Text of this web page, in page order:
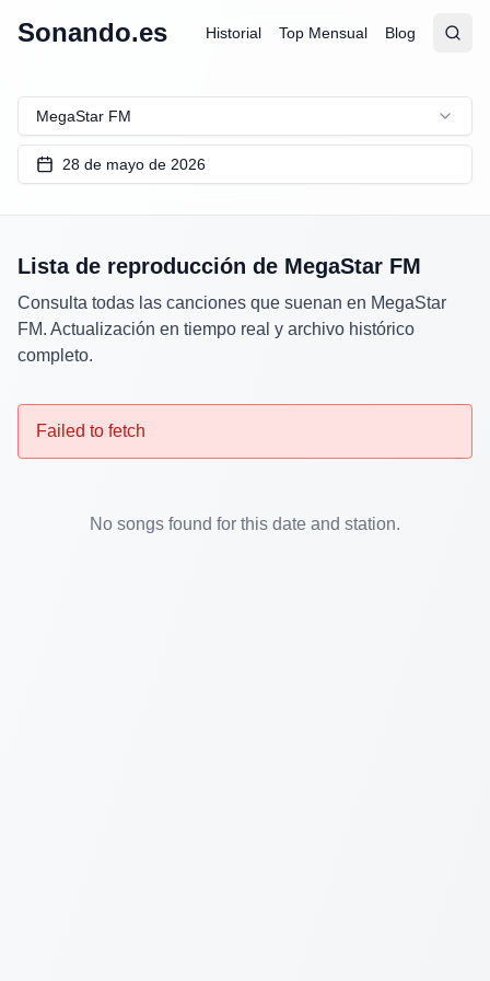
Sonando.es Historial Top Mensual Blog
Abrir
MegaStar FM
28 de mayo de 2026
Lista de reproducción de MegaStar FM
Consulta todas las canciones que suenan en MegaStar
FM. Actualización en tiempo real y archivo histórico
completo.
Failed to fetch
No songs found for this date and station.